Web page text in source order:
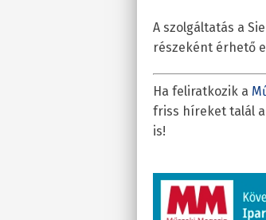
A szolgáltatás a
részeként érhető
Ha feliratkozik a
friss híreket talál a
is!